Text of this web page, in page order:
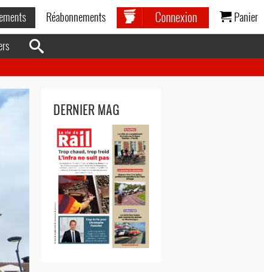
Panier
Connexion
Réabonnements
DERNIER MAG